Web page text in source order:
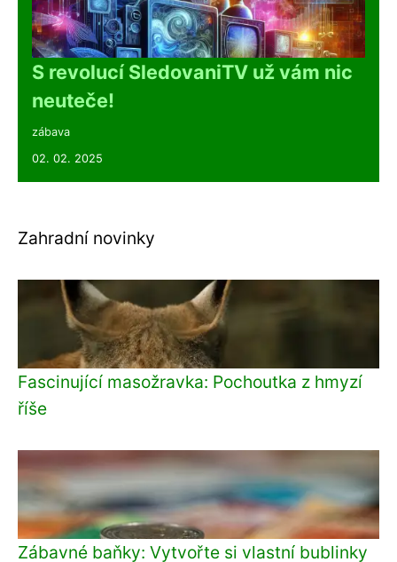
S revolucí SledovaniTV už vám nic
neuteče!
zábava
02. 02. 2025
Zahradní novinky
Fascinující masožravka: Pochoutka z hmyzí
říše
Zábavné baňky: Vytvořte si vlastní bublinky